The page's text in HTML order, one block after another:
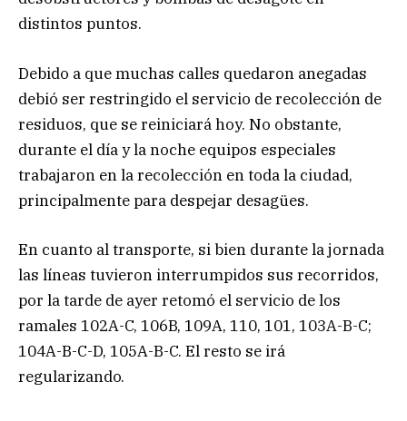
distintos puntos.
Debido a que muchas calles quedaron anegadas
debió ser restringido el servicio de recolección de
residuos, que se reiniciará hoy. No obstante,
durante el día y la noche equipos especiales
trabajaron en la recolección en toda la ciudad,
principalmente para despejar desagües.
En cuanto al transporte, si bien durante la jornada
las líneas tuvieron interrumpidos sus recorridos,
por la tarde de ayer retomó el servicio de los
ramales 102A-C, 106B, 109A, 110, 101, 103A-B-C;
104A-B-C-D, 105A-B-C. El resto se irá
regularizando.